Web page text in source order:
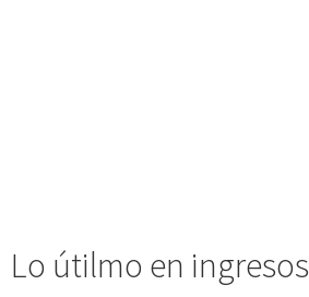
Lo útilmo en ingresos